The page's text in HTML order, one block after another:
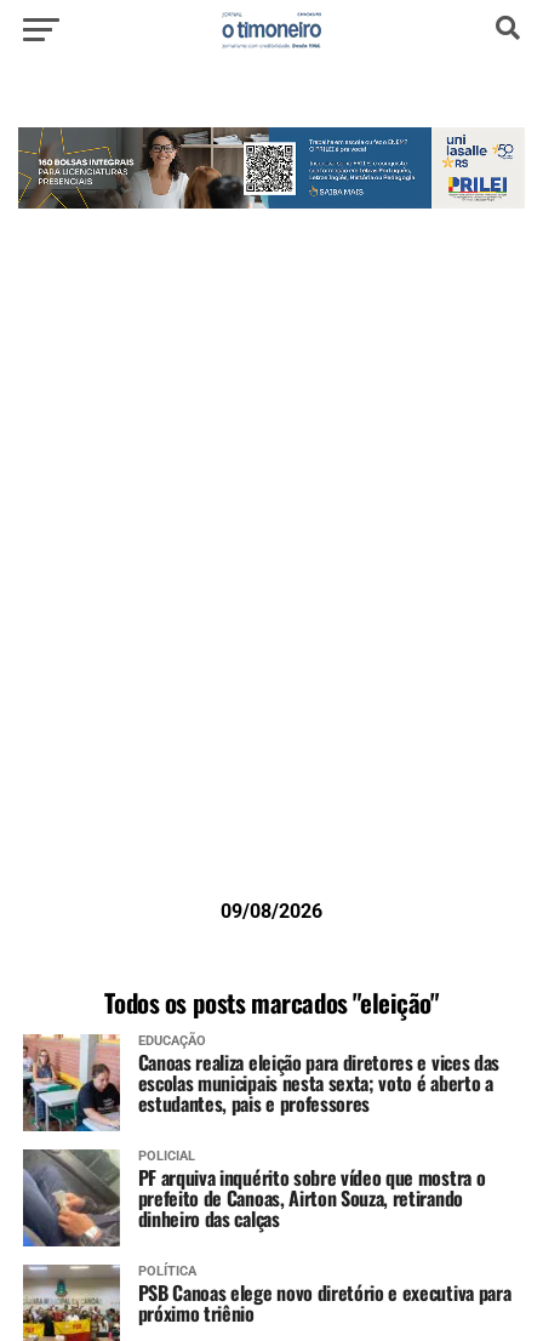
09/08/2026
Todos os posts marcados "eleição"
EDUCAÇÃO
Canoas realiza eleição para diretores e vices das
escolas municipais nesta sexta; voto é aberto a
estudantes, pais e professores
POLICIAL
PF arquiva inquérito sobre vídeo que mostra o
prefeito de Canoas, Airton Souza, retirando
dinheiro das calças
POLÍTICA
PSB Canoas elege novo diretório e executiva para
próximo triênio